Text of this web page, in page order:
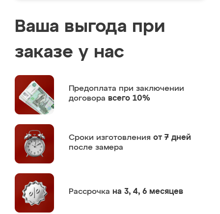
Ваша выгода при
заказе у нас
Предоплата при заключении
договора всего 10%
Сроки изготовления от 7 дней
после замера
Рассрочка на 3, 4, 6 месяцев